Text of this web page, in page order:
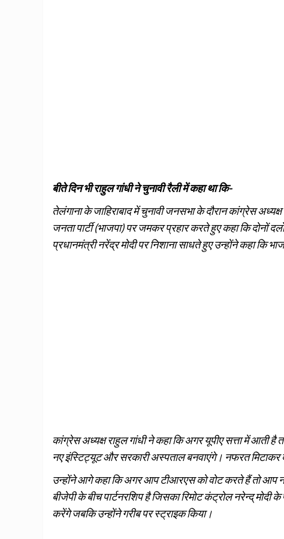
बीते दिन भी राहुल गांधी ने चुनावी रैली में कहा था कि-
तेलंगाना के जाहिराबाद में चुनावी जनसभा के दौरान कांग्रेस
जनता पार्टी (भाजपा) पर जमकर प्रहार करते हुए कहा कि दोनों
प्रधानमंत्री नरेंद्र मोदी पर निशाना साधते हुए उन्होंने कहा कि
कांग्रेस अध्यक्ष राहुल गांधी ने कहा कि अगर यूपीए सत्ता में आती है
नए इंस्टिट्यूट और सरकारी अस्पताल बनवाएंगे। नफरत
उन्होंने आगे कहा कि अगर आप टीआरएस को वोट करते हैं तो आप
बीजेपी के बीच पार्टनरशिप है जिसका रिमोट कंट्रोल नरेन्द्
करेंगे जबकि उन्होंने गरीब पर स्ट्राइक किया।